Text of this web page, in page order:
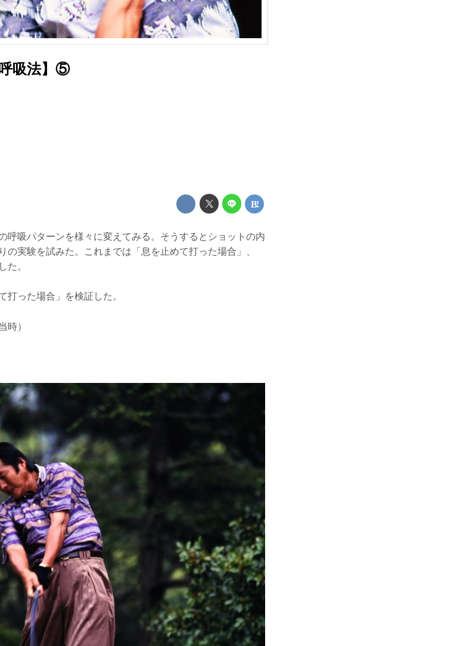
吸法】⑤
呼吸パターンを様々に変えてみる。そうするとショットの内
の実験を試みた。これまでは「息を止めて打った場合」、
た。
打った場合」を検証した。
時）